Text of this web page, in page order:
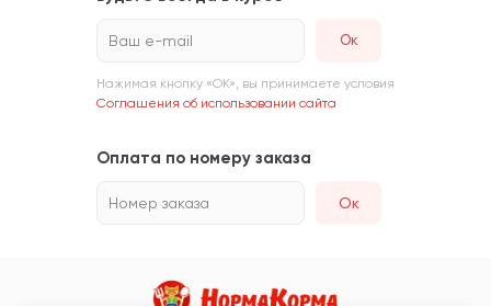
Ваш e-mail
Нажимая кнопку «ОК», вы принимаете условия
Соглашения об использовании сайта
Оплата по номеру заказа
Номер заказа Ок